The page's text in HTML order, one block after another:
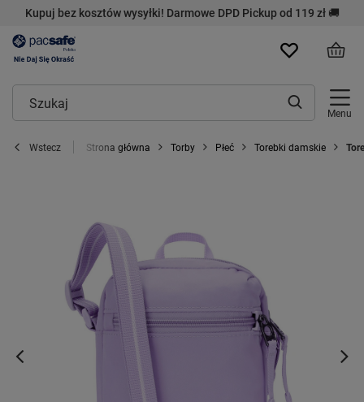
Kupuj bez kosztów wysyłki! Darmowe DPD Pickup od 119 zł 🚚
Menu
Wstecz Strona główna Torby Płeć Torebki damskie